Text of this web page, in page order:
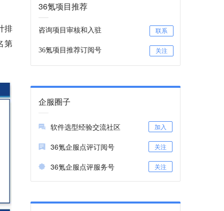
排
第
36氪项目推荐
咨询项目审核和入驻 联系
36氪项目推荐订阅号 关注
企服圈子
软件选型经验交流社区 加入
36氪企服点评订阅号 关注
36氪企服点评服务号 关注